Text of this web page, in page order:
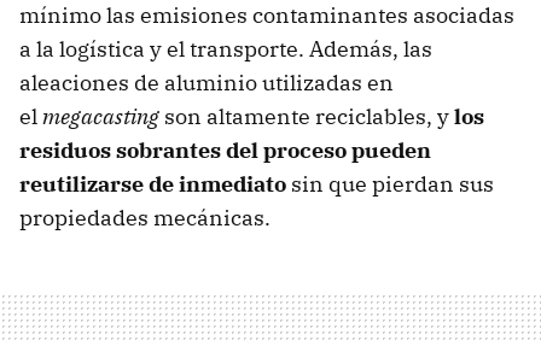
mínimo las emisiones contaminantes asociadas
a la logística y el transporte. Además, las
aleaciones de aluminio utilizadas en
elmegacasting son altamente reciclables, ylos
residuos sobrantes del proceso pueden
reutilizarse de inmediato sin que pierdan sus
propiedades mecánicas.